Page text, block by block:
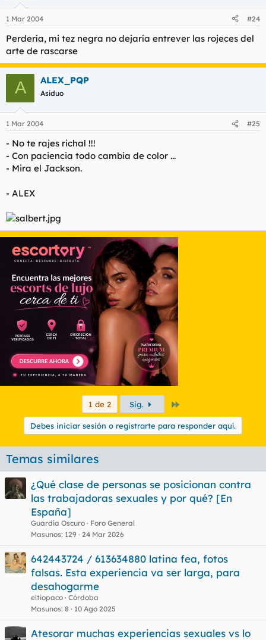
1 Mar 2004 #24
Perdería, mi tez negra no dejaría entrever las rojeces del
arte de rascarse
A ALEX_PQP
Asiduo
1 Mar 2004 #25
- No te rajes richal !!!
- Con paciencia todo cambia de color ...
- Mira el Jackson.
- ALEX
1 de 2 Sig.
Debes iniciar sesión o registrarte para responder aquí.
Temas similares
¿Qué clase de personas se posicionan contra
las trabajadoras sexuales y por qué? [En
España]
Guardia Oscuro
Foro General
Masunos 129 24 Mar 2026
642443724 / 613634880 latina fea, fotos
falsas. Esta experiencia va ser larga, para
desahogarme
eltiopaco Córdoba
Masunos 8 10 Ago 2025
Atesorar muchas experiencias sexuales vs lo